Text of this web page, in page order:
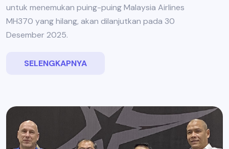
untuk menemukan puing-puing Malaysia Airlines
MH370 yang hilang, akan dilanjutkan pada 30
Desember 2025.
SELENGKAPNYA